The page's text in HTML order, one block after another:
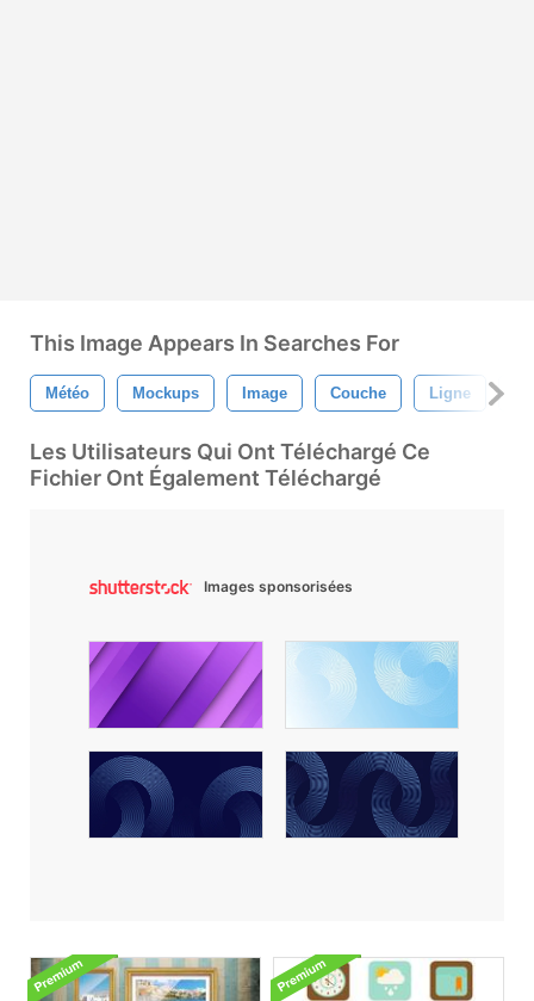
This Image Appears In Searches For
Météo Mockups Image Couche Ligne
Les Utilisateurs Qui Ont Téléchargé Ce
Fichier Ont Également Téléchargé
Images sponsorisées